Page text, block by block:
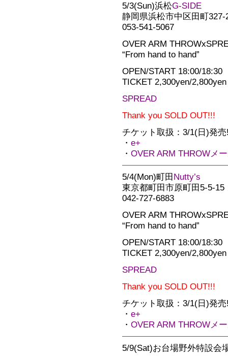
5/3(Sun)浜松G-SIDE
静岡県浜松市中区田町
053-541-5067
OVER ARM
“From hand to hand”
OPEN/START 18:00/18:30
TICKET 2,300yen/2,800yen
SPREAD
Thank you SOLD OUT!!!
チケット取扱：3/1(日)発
・ e+
・ OVER ARM THROWメ
5/4(Mon)町田 Nutty’s
東京都町田市原町田5-5-15
042-727-6883
OVER ARM
“From hand to hand”
OPEN/START 18:00/18:30
TICKET 2,300yen/2,800yen
SPREAD
Thank you SOLD OUT!!!
チケット取扱：3/1(日)発
・ e+
・ OVER ARM THROWメ
5/9(Sat)お台場野外特設会